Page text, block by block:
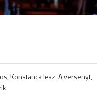
Konstanca lesz. A versenyt,